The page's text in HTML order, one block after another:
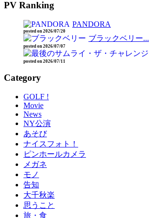
PV Ranking
PANDORA
posted on 2026/07/20
ブラックベリー...
posted on 2026/07/07
posted on 2026/07/11
Category
GOLF !
Movie
News
NY公演
あそび
ナイスフォト！
ピンホールカメラ
メガネ
モノ
告知
大千秋楽
思うこと
旅・食